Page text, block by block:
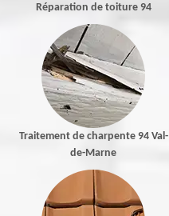
Réparation de toiture 94
Traitement de charpente 94 Val-
de-Marne